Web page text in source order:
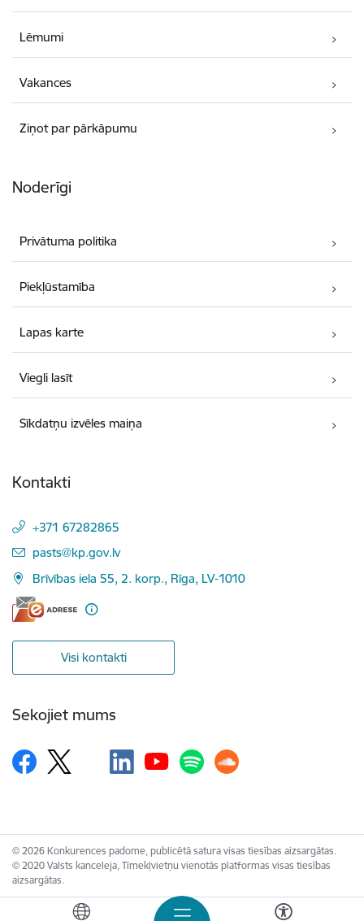
Lēmumi
Vakances
Ziņot par pārkāpumu
Noderīgi
Privātuma politika
Piekļūstamība
Lapas karte
Viegli lasīt
Sīkdatņu izvēles maiņa
Kontakti
+371 67282865
E-pasts:
pasts@kp.gov.lv
Brīvības iela 55, 2. korp., Rīga, LV-1010
Visi kontakti
Sekojiet mums
© 2026 Konkurences padome, publicētā satura visas tiesības aizsargātas.
© 2020 Valsts kanceleja, Tīmekļvietņu vienotās platformas visas tiesības
aizsargātas.